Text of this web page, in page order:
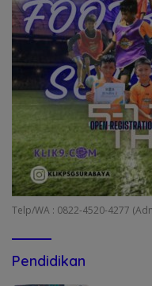
Telp/WA : 0822-4520-4277
Pendidikan